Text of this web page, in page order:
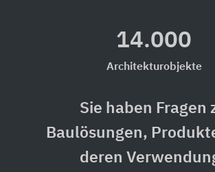
14.000
Architekturobjekte
Sie haben Fragen
Baulösungen,
deren